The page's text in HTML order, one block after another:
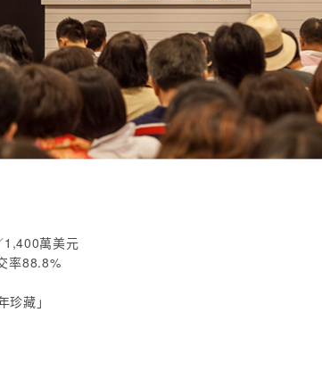
1,400萬美元
率88.8%
珍藏」